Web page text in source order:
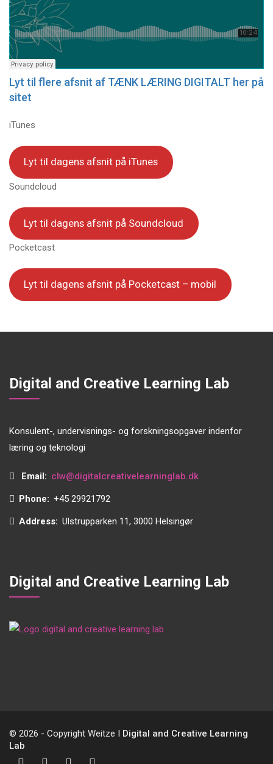
Lyt til flere afsnit af TÆNK LÆRING DIGITALT her på
sitet
iTunes
Lyt til dagens afsnit på iTunes
Soundcloud
Lyt til dagens afsnit på Soundcloud
Pocketcast
Lyt til dagens afsnit på Pocketcast – mobil
Digital and Creative Learning Lab
Konsulent-, undervisnings- og forskningsopgaver indenfor
læring og teknologi
Email: clw@digitalcreativelearninglab.dk
Phone: +45 29921792
Address: Ulstrupparken 11, 3000 Helsingør
Digital and Creative Learning Lab
© 2026 - Copyright Weitze I Digital and Creative Learning
Lab